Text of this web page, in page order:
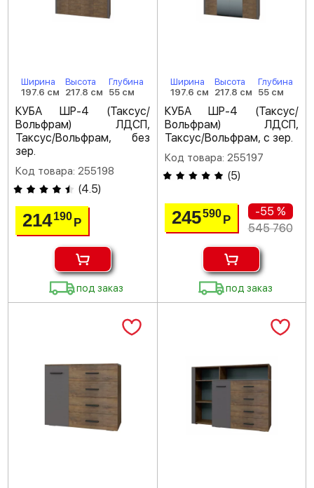
Ширина
197.6 см
Высота
217.8 см
Глубина
55 см
КУБА ШР-4 (Таксус/
Вольфрам) ЛДСП,
Таксус/Вольфрам, без
зер.
Код товара: 255198
(4.5)
214190Р
под заказ
Ширина
197.6 см
Высота
217.8 см
Глубина
55 см
КУБА ШР-4 (Таксус/
Вольфрам) ЛДСП,
Таксус/Вольфрам, с зер.
Код товара: 255197
(5)
245590 Р
-55 %
545 760
под заказ